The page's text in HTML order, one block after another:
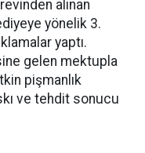
alınan
yönelik 3.
yaptı.
gelen mektupla
pişmanlık
ve tehdit sonucu